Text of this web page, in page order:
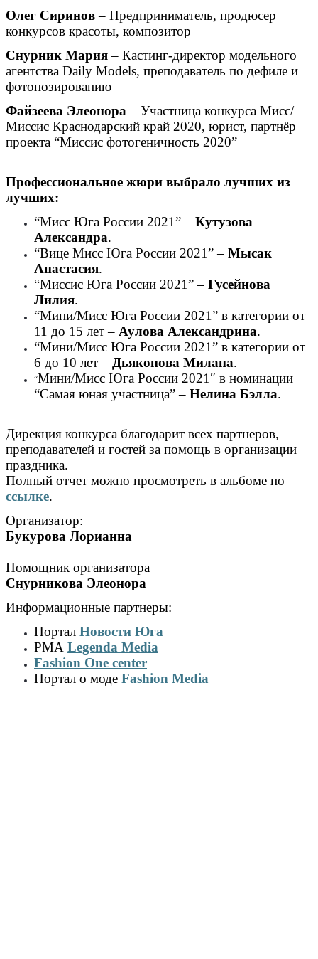
Олег Сиринов– Предприниматель, продюсер
конкурсов красоты, композитор
Снурник Мария– Кастинг-директор модельного
агентства Daily Models, преподаватель по дефиле и
фотопозированию
Файзеева Элеонора– Участница конкурса Мисс/
Миссис Краснодарский край 2020, юрист, партнёр
проекта “Миссис фотогеничность 2020”
Профессиональное жюри выбрало лучших из
лучших:
“Мисс Юга России 2021” – Кутузова
Александра.
“Вице Мисс Юга России 2021” – Мысак
Анастасия.
“Миссис Юга России 2021” – Гусейнова
Лилия.
“Мини/Мисс Юга России 2021” в категории от
11 до 15 лет – Аулова Александрина.
“Мини/Мисс Юга России 2021” в категории от
6 до 10 лет – Дьяконова Милана.
“Мини/Мисс Юга России 2021″ в номинации
“Самая юная участница” – Нелина Бэлла.
Дирекция конкурса благодарит всех партнеров,
преподавателей и гостей за помощь в организации
праздника.
Полный отчет можно просмотреть в альбоме по
ссылке.⠀
Организатор:
Букурова Лорианна
Помощник организатора
Снурникова Элеонора
Информационные партнеры:
Портал Новости Юга
РМА Legenda Media
Fashion One center
Портал о моде Fashion Media